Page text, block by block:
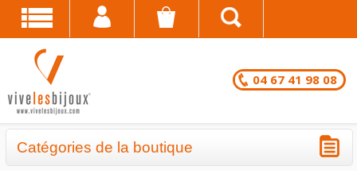
04 67 41 98 08
Catégories de la boutique